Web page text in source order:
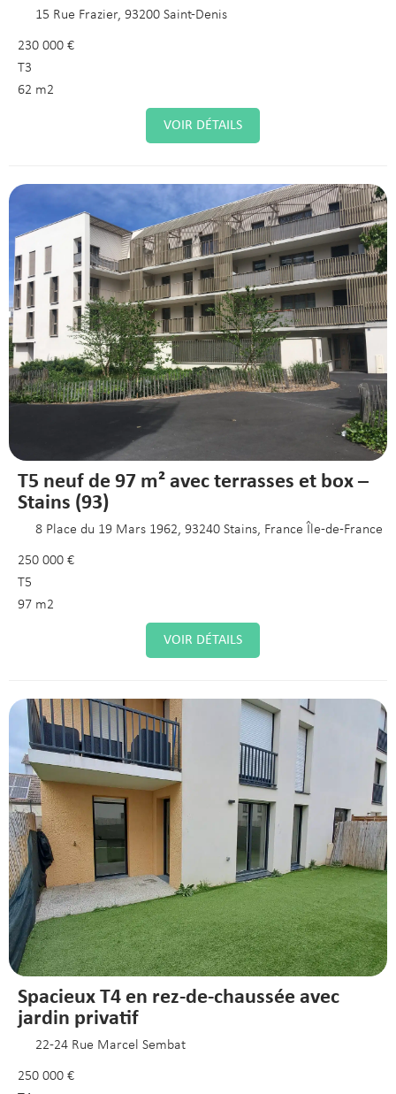
15 Rue Frazier, 93200 Saint-Denis
230 000 €
T3
62 m2
VOIR DÉTAILS
T5 neuf de 97 m² avec terrasses et box –
Stains (93)
8 Place du 19 Mars 1962, 93240 Stains, France Île-de-France
250 000 €
T5
97 m2
VOIR DÉTAILS
Spacieux T4 en rez-de-chaussée avec
jardin privatif
22-24 Rue Marcel Sembat
250 000 €